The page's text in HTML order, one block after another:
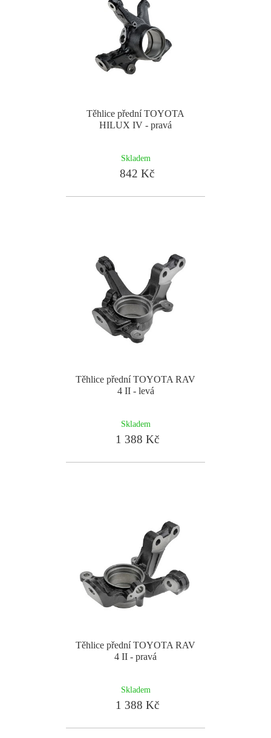
Těhlice přední TOYOTA
HILUX IV - pravá
Skladem
842 Kč
Těhlice přední TOYOTA RAV
4 II - levá
Skladem
1 388 Kč
Těhlice přední TOYOTA RAV
4 II - pravá
Skladem
1 388 Kč